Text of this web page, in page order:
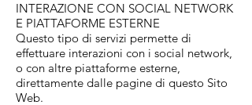
INTERAZIONE CON SOCIAL NETWORK
E PIATTAFORME ESTERNE
Questo tipo di servizi permette di
effettuare interazioni con i social network,
o con altre piattaforme esterne,
direttamente dalle pagine di questo Sito
Web.